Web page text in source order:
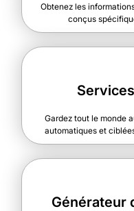
Obtenez les
conçus
Gardez tout le monde
automatiques et
Générateur